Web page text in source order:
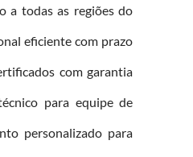
as regiões do
eficiente com prazo
com garantia
para equipe de
para